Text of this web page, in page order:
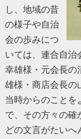
し、地域の昔
の様子や自治
会の歩みにつ
いては、連合自治
幸雄様・元会長の
雄様・商店会長の
当時からのことを
で、その方々の確
どの文言がたいへ